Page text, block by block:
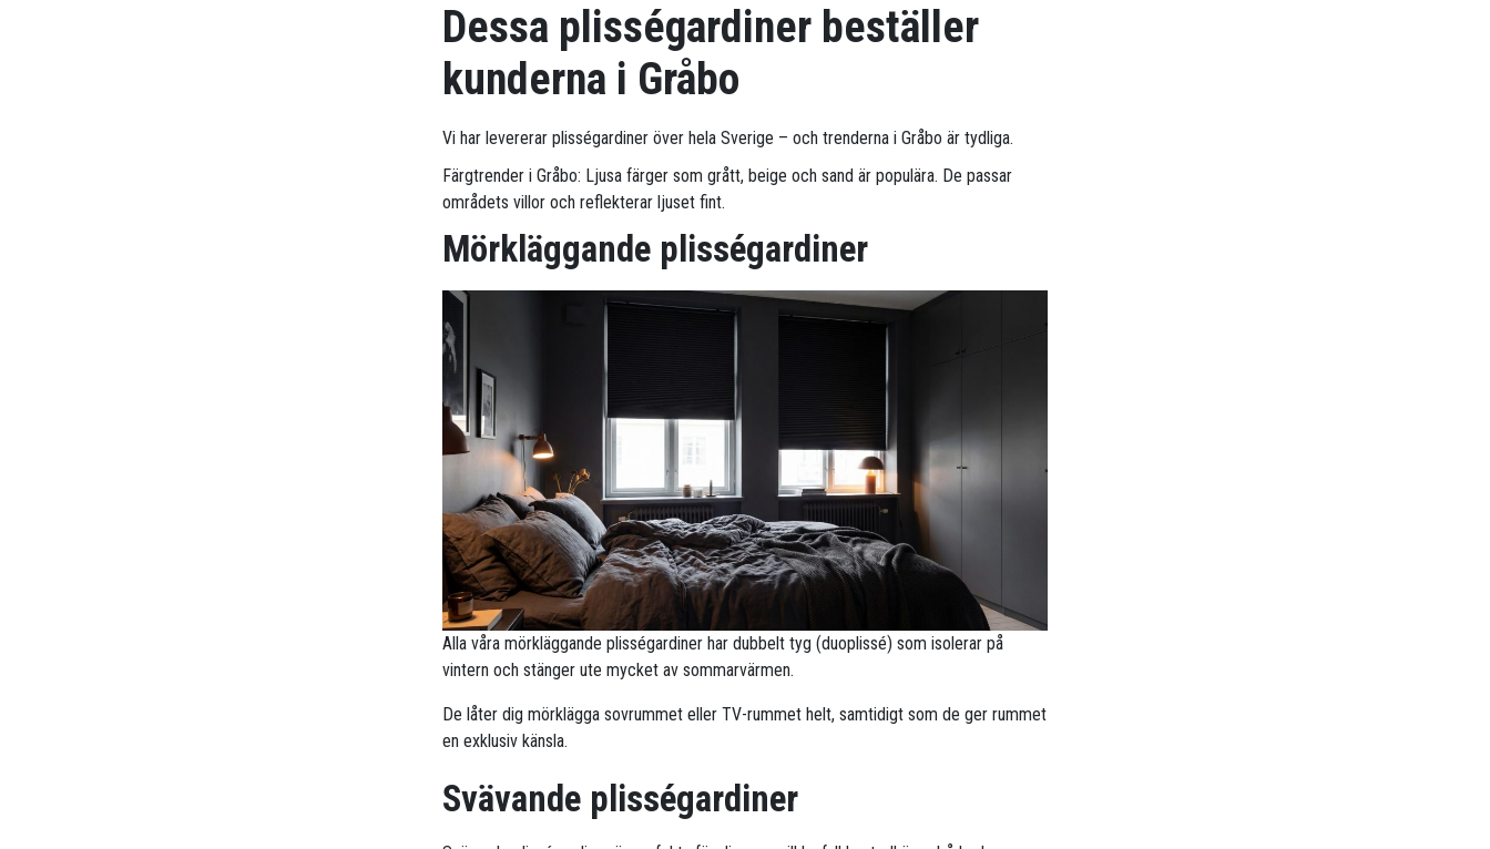
Dessa plisségardiner beställer
kunderna i Gråbo
Vi har levererar plisségardiner över hela Sverige – och trenderna i Gråbo är tydliga.
Färgtrender i Gråbo: Ljusa färger som grått, beige och sand är populära. De passar
områdets villor och reflekterar ljuset fint.
Mörkläggande plisségardiner
Alla våra mörkläggande plisségardiner har dubbelt tyg (duoplissé) som isolerar på
vintern och stänger ute mycket av sommarvärmen.
De låter dig mörklägga sovrummet eller TV-rummet helt, samtidigt som de ger rummet
en exklusiv känsla.
Svävande plisségardiner